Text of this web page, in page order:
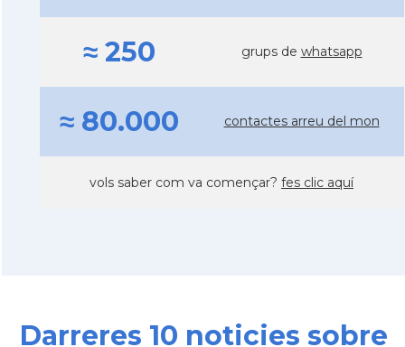
≈ 250 grups de whatsapp
≈ 80.000 contactes arreu del mon
vols saber com va començar? fes clic aquí
Darreres 10 noticies sobre